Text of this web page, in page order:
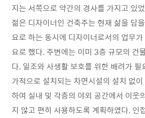
지는 서쪽으로 약간의 경사를 가지고 있
젊은 디자이너인 건축주는 현재 삶을 담
요로 하는 동시에 디자이너로서의 업무
요로 했다. 주변에는 이미 3층 규모의 건
다. 일조와 사생활 보호를 위한 배려가 필
가적으로 설치되는 차면시설의 설치 없
하여 실내 및 각층의 야외 공간에서 이웃
지 않고 편히 사용하도록 계획하였다. 인